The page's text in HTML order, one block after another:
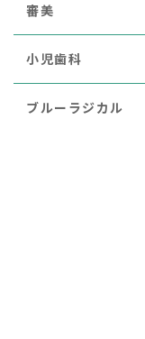
審美
小児歯科
ブルーラジカル